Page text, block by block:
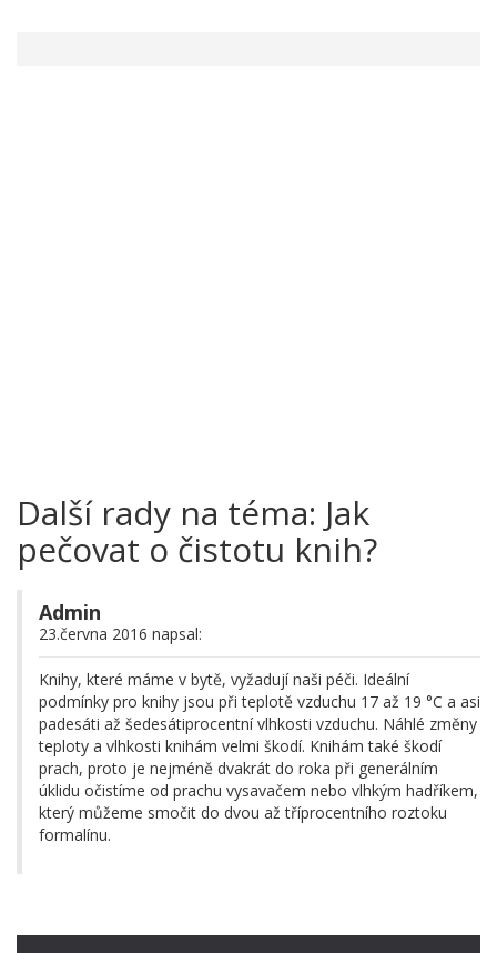
Další rady na téma: Jak
pečovat o čistotu knih?
Admin
23.června 2016 napsal:
Knihy, které máme v bytě, vyžadují naši péči. Ideální
podmínky pro knihy jsou při teplotě vzduchu 17 až 19 °C a asi
padesáti až šedesátiprocentní vlhkosti vzduchu. Náhlé změny
teploty a vlhkosti knihám velmi škodí. Knihám také škodí
prach, proto je nejméně dvakrát do roka při generálním
úklidu očistíme od prachu vysavačem nebo vlhkým hadříkem,
který můžeme smočit do dvou až tříprocentního roztoku
formalínu.